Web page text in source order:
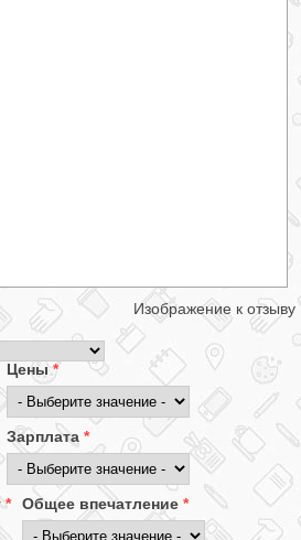
Изображение к отзыву
Цены*
Зарплата *
* Общее впечатление *